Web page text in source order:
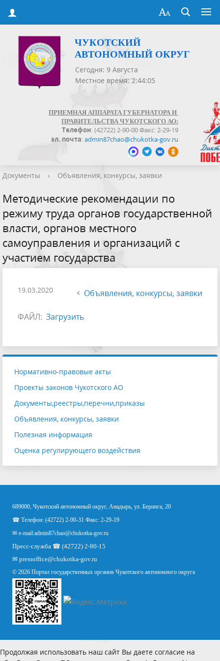
ЧУКОТСКИЙ
АВТОНОМНЫЙ ОКРУГ
Сегодня: 9 Августа
Местное время: 2:44:05
ПРИЕМНАЯ АППАРАТА ГУБЕРНАТОРА И
ПРАВИТЕЛЬСТВА ЧУКОТСКОГО АО:
Телефон: (42722) 2-90-00 Факс: 2-29-19
эл. почта:admin87chao@chukotka-gov.ru
Документы › Объявления, конкурсы, заявки
Методические рекомендации по
режиму труда органов государственной
власти, органов местного
самоуправления и организаций с
участием государства
19.03.2020 Объявления, конкурсы, заявки
ФАЙЛ: Загрузить
Нормативно-правовые акты
Проекты законов Чукотского АО
Документы,реестры,перечни,приказы
Объявления, конкурсы, заявки
Полезная информация
Оценка регулирующего воздействия
689000, Чукотский автономный округ, Анадырь, ул. Беринга, 20
☎ Телефон: (42722) 2-90-31 Факс: 2-29-19
✉ e-mail:admin87chao@chukotka-gov.ru
Пресс-служба ☎ (42722) 2-90-15
✉ pressoffice@chukotka-gov.ru
© 2026 Портал государственных органов Чукотского автономного округа
Продолжая использовать наш сайт Вы даете согласие на